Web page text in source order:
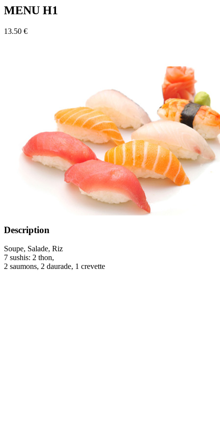
MENU H1
13.50 €
Description
Soupe, Salade, Riz
7 sushis: 2 thon,
2 saumons, 2 daurade, 1 crevette